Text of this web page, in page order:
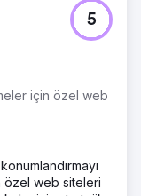
için özel web
5
özel web siteleri